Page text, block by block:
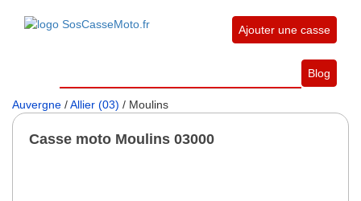
Ajouter une casse
Blog
Auvergne /Allier (03) / Moulins
Casse moto Moulins 03000